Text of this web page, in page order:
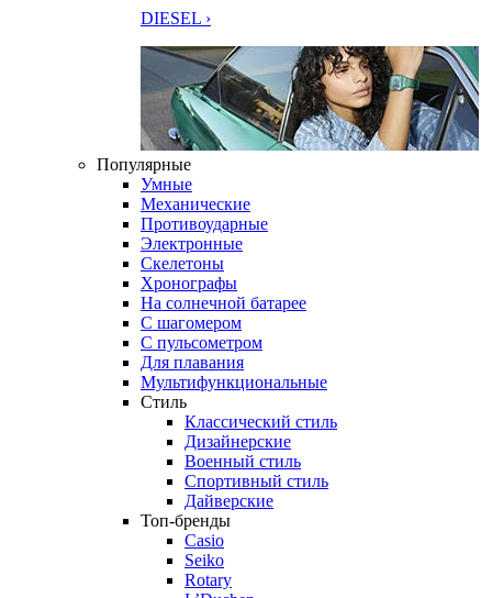
DIESEL ›
Популярные
Умные
Механические
Противоударные
Электронные
Скелетоны
Хронографы
На солнечной батарее
С шагомером
С пульсометром
Для плавания
Мультифункциональные
Стиль
Классический стиль
Дизайнерские
Военный стиль
Спортивный стиль
Дайверские
Топ-бренды
Casio
Seiko
Rotary